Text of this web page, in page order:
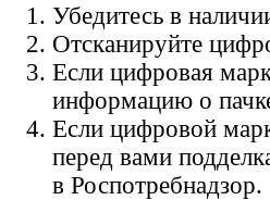
Убедитесь в
Отсканируйте
Если цифровая
информацию о
Если цифровой
перед вами
в Роспотребнадзор.